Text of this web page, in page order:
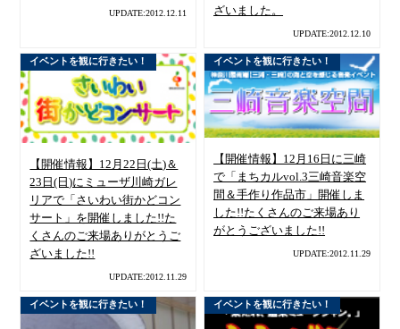
UPDATE:2012.12.11
ざいました。
UPDATE:2012.12.10
イベントを観に行きたい！
【開催情報】12月22日(土)＆
23日(日)にミューザ川崎ガレ
リアで「さいわい街かどコン
サート」を開催しました!!た
くさんのご来場ありがとうご
ざいました!!
UPDATE:2012.11.29
イベントを観に行きたい！
【開催情報】12月16日に三崎
で「まちカルvol.3三崎音楽空
間＆手作り作品市」開催しま
した!!たくさんのご来場あり
がとうございました!!
UPDATE:2012.11.29
イベントを観に行きたい！ イベントを観に行きたい！